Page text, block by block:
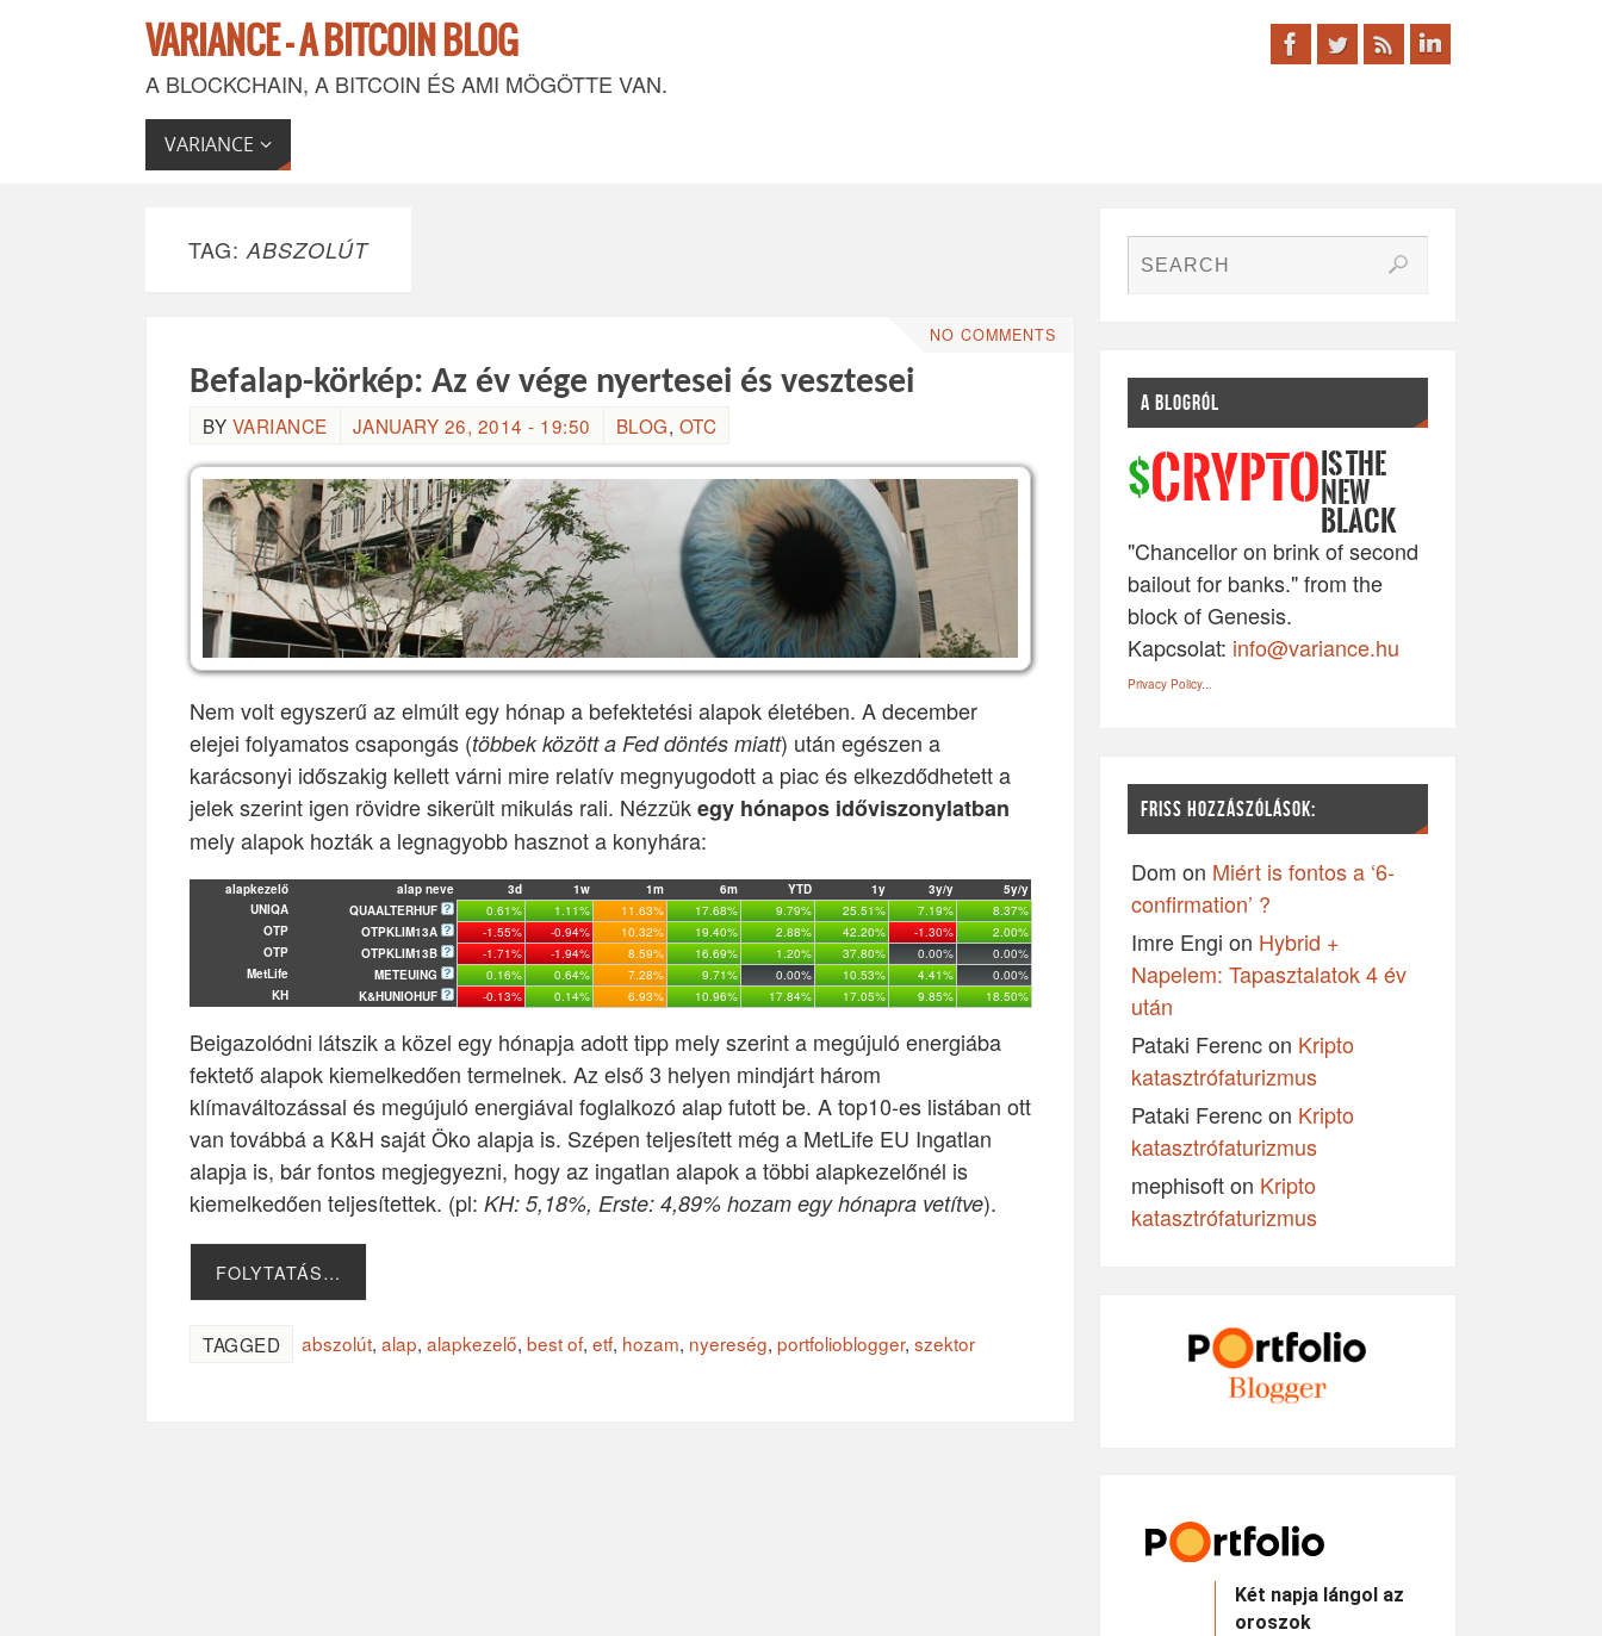
VARIANCE - A BITCOIN BLOG
A BLOCKCHAIN, A BITCOIN ÉS AMI MÖGÖTTE VAN.
VARIANCE
TAG: ABSZOLÚT
NO COMMENTS
Befalap-körkép: Az év vége nyertesei és vesztesei
BY VARIANCE JANUARY 26, 2014 - 19:50 BLOG, OTC
Nem volt egyszerű az elmúlt egy hónap a befektetési alapok életében. A december
elejei folyamatos csapongás (többek között a Fed döntés miatt) után egészen a
karácsonyi időszakig kellett várni mire relatív megnyugodott a piac és elkezdődhetett a
jelek szerint igen rövidre sikerült mikulás rali. Nézzükegy hónapos időviszonylatban
mely alapok hozták a legnagyobb hasznot a konyhára:
alapkezelő alap neve 3d 1w 1m 6m YTD 1y 3y/y
5y/y
UNIQA
QUAALTERHUF 0.61% 1.11% 11.63% 17.68% 9.79% 25.51% 7.19%
8.37%
OTP
OTPKLIM13A -1.55% -0.94% 10.32% 19.40% 2.88% 42.20% -1.30%
2.00%
OTP
OTPKLIM13B -1.71% -1.94% 8.59% 16.69% 1.20% 37.80% 0.00%
0.00%
MetLife
METEUING 0.16% 0.64% 7.28% 9.71% 0.00% 10.53% 4.41%
0.00%
KH
K&HUNIOHUF -0.13% 0.14% 6.93% 10.96% 17.84% 17.05% 9.85% 18.50%
Beigazolódni látszik a közel egy hónapja adott tipp mely szerint a megújuló energiába
fektető alapok kiemelkedően termelnek. Az első 3 helyen mindjárt három
klímaváltozással és megújuló energiával foglalkozó alap futott be. A top10-es listában ott
van továbbá a K&H saját Öko alapja is. Szépen teljesített még a MetLife EU Ingatlan
alapja is, bár fontos megjegyezni, hogy az ingatlan alapok a többi alapkezelőnél is
kiemelkedően teljesítettek. (pl: KH: 5,18%, Erste: 4,89% hozam egy hónapra vetítve).
FOLYTATÁS…
TAGGED abszolút, alap, alapkezelő, best of, etf, hozam, nyereség, portfolioblogger, szektor
A BLOGRÓL
$CRYPTO IS THE
NEW
BLACK
"Chancellor on brink of second
bailout for banks." from the
block of Genesis.
Kapcsolat: info@variance.hu
Privacy Policy...
FRISS HOZZÁSZÓLÁSOK:
Dom on Miért is fontos a ‘6-
confirmation’ ?
Imre Engi on Hybrid +
Napelem: Tapasztalatok 4 év
után
Pataki Ferencon Kripto
katasztrófaturizmus
Pataki Ferencon Kripto
katasztrófaturizmus
mephisofton Kripto
katasztrófaturizmus
Két napja lángol az
oroszok